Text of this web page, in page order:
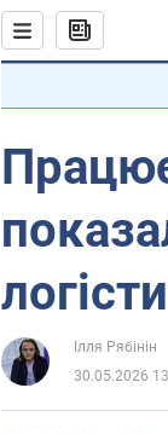
Ілля Рябінін
30.05.2026